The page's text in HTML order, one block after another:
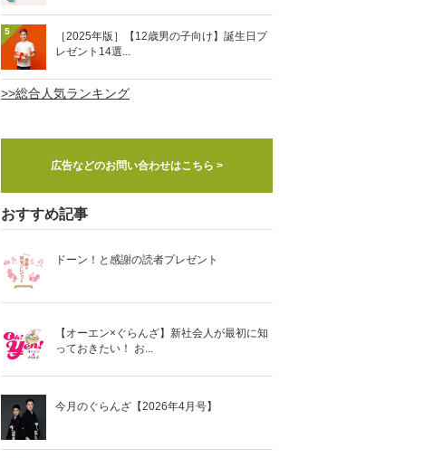
5
［2025年版］【12歳男の子向け】誕生日プ
レゼント14選...
>>総合人気ランキング
広告などのお問い合わせはこちら >
おすすめ記事
ドーン！と感謝の読者プレゼント
【オーエン×ぐらんざ】新社会人が最初に知
っておきたい！ お...
今月のぐらんざ【2026年4月号】